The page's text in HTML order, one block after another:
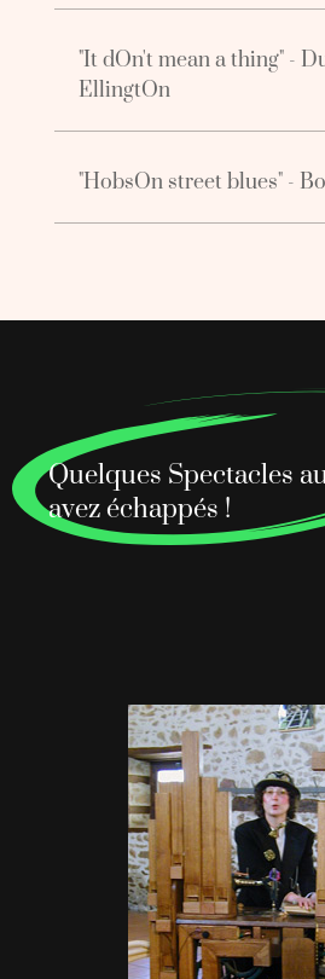
"It dOn't mean a thing" -
EllingtOn
"HobsOn street blues" -
Quelques Spectacles
avez échappés !